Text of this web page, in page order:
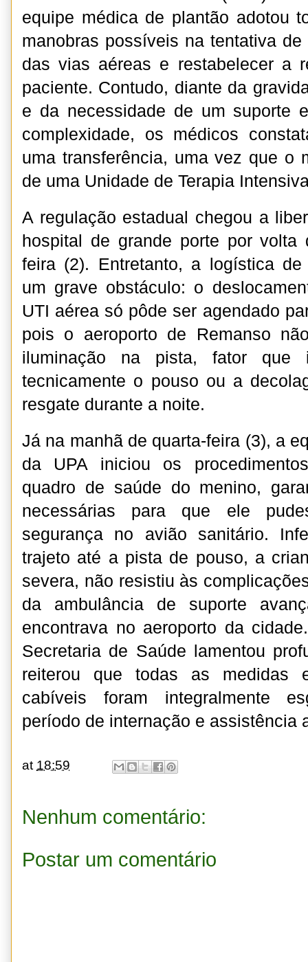
equipe médica de plantão adotou
manobras possíveis na tentativa
das vias aéreas e restabelecer a
paciente. Contudo, diante da
e da necessidade de um suporte
complexidade, os médicos
uma transferência, uma vez que o
de uma Unidade de Terapia
A regulação estadual chegou a
hospital de grande porte por volta
feira (2). Entretanto, a logística de
um grave obstáculo: o
UTI aérea só pôde ser agendado
pois o aeroporto de Remanso
iluminação na pista, fator que
tecnicamente o pouso ou a
resgate durante a noite.
Já na manhã de quarta-feira (3), a
da UPA iniciou os
quadro de saúde do menino,
necessárias para que ele
segurança no avião sanitário.
trajeto até a pista de pouso, a
severa, não resistiu às
da ambulância de suporte
encontrava no aeroporto da
Secretaria de Saúde lamentou
reiterou que todas as medidas
cabíveis foram integralmente
período de internação e assistência
at 18:59
Nenhum comentário:
Postar um comentário